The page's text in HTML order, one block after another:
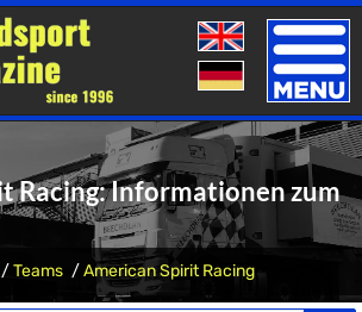
Toggle
Racing: Informationen zum
Teams American Spirit Racing